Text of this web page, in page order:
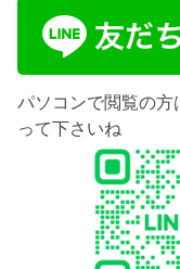
パソコンで閲覧の
って下さいね